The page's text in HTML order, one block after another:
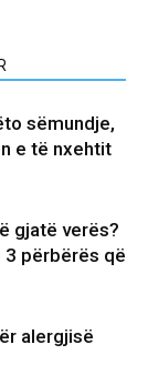
sëmundje,
e të nxehtit
gjatë verës?
3 përbërës që
alergjisë